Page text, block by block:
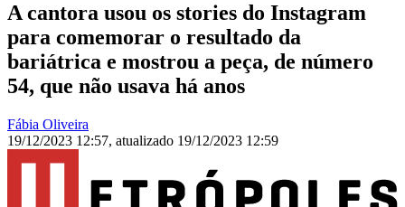
A cantora usou os stories do Instagram
para comemorar o resultado da
bariátrica e mostrou a peça, de número
54, que não usava há anos
Fábia Oliveira
19/12/2023 12:57, atualizado 19/12/2023 12:59